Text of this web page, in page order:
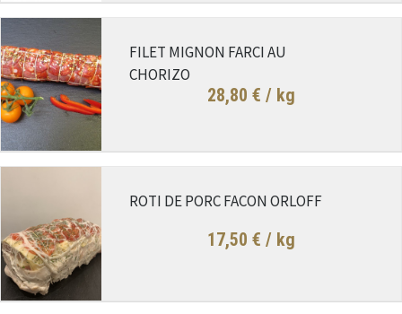
FILET MIGNON FARCI AU
CHORIZO
28,80 € / kg
ROTI DE PORC FACON ORLOFF
17,50 € / kg